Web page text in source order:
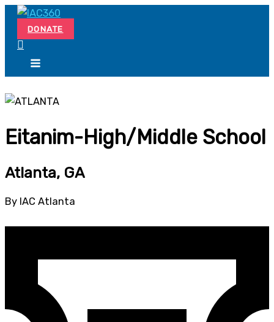
Skip
content
DONATE
Eitanim-High/Middle School
Atlanta, GA
By IAC Atlanta
Search...